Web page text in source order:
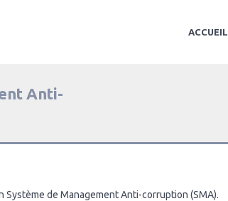
ACCUEIL
Anti-
Système de Management Anti-corruption (SMA).